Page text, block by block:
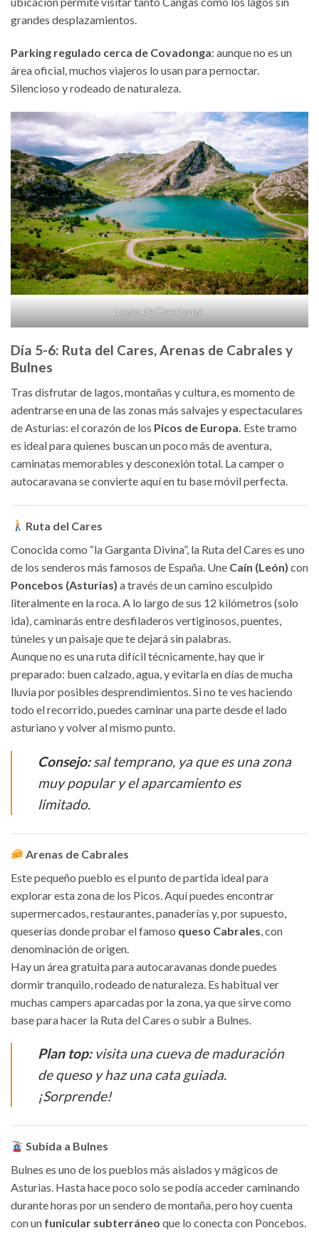
grandes desplazamientos.
Parking regulado cerca de Covadonga: aunque no es un
área oficial, muchos viajeros lo usan para pernoctar.
Silencioso y rodeado de naturaleza.
Lagos de Covadonga
Día 5-6: Ruta del Cares, Arenas de Cabrales y
Bulnes
Tras disfrutar de lagos, montañas y cultura, es momento de
adentrarse en una de las zonas más salvajes y espectaculares
de Asturias: el corazón de los Picos de Europa. Este tramo
es ideal para quienes buscan un poco más de aventura,
caminatas memorables y desconexión total. La camper o
autocaravana se convierte aquí en tu base móvil perfecta.
Ruta del Cares
Conocida como “la Garganta Divina”, la Ruta del Cares es uno
de los senderos más famosos de España. Une Caín (León) con
Poncebos (Asturias) a través de un camino esculpido
literalmente en la roca. A lo largo de sus 12 kilómetros (solo
ida), caminarás entre desfiladeros vertiginosos, puentes,
túneles y un paisaje que te dejará sin palabras.
Aunque no es una ruta difícil técnicamente, hay que ir
preparado: buen calzado, agua, y evitarla en días de mucha
lluvia por posibles desprendimientos. Si no te ves haciendo
todo el recorrido, puedes caminar una parte desde el lado
asturiano y volver al mismo punto.
Consejo:sal temprano, ya que es una zona
muy popular y el aparcamiento es
limitado.
Arenas de Cabrales
Este pequeño pueblo es el punto de partida ideal para
explorar esta zona de los Picos. Aquí puedes encontrar
supermercados, restaurantes, panaderías y, por supuesto,
queserías donde probar el famoso queso Cabrales , con
denominación de origen.
Hay un área gratuita para autocaravanas donde puedes
dormir tranquilo, rodeado de naturaleza. Es habitual ver
muchas campers aparcadas por la zona, ya que sirve como
base para hacer la Ruta del Cares o subir a Bulnes.
Plan top:visita una cueva de maduración
de queso y haz una cata guiada.
¡Sorprende!
Subida a Bulnes
Bulnes es uno de los pueblos más aislados y mágicos de
Asturias. Hasta hace poco solo se podía acceder caminando
durante horas por un sendero de montaña, pero hoy cuenta
con un funicular subterráneo que lo conecta con Poncebos.